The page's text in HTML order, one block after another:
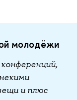
молодёжи
и плюс